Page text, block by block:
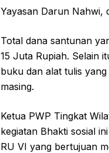
Yayasan Darun Nahwi,
Total dana santunan
15 Juta Rupiah. Selain
buku dan alat tulis
masing.
Ketua PWP Tingkat
kegiatan Bhakti sosial
RU VI yang bertujuan